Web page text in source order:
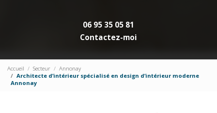
06 95 35 05 81
Contactez-moi
Accueil Secteur
Annonay
Architecte d’intérieur spécialisé en design d’intérieur moderne
Annonay